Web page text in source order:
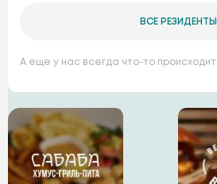
ВСЕ РЕЗИДЕНТЫ
А еще у нас всегда что-то происходит